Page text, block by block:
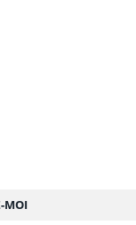
MOI